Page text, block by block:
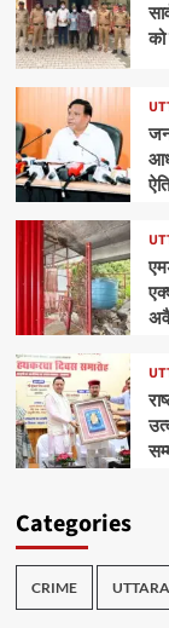
को
Categories
CRIME